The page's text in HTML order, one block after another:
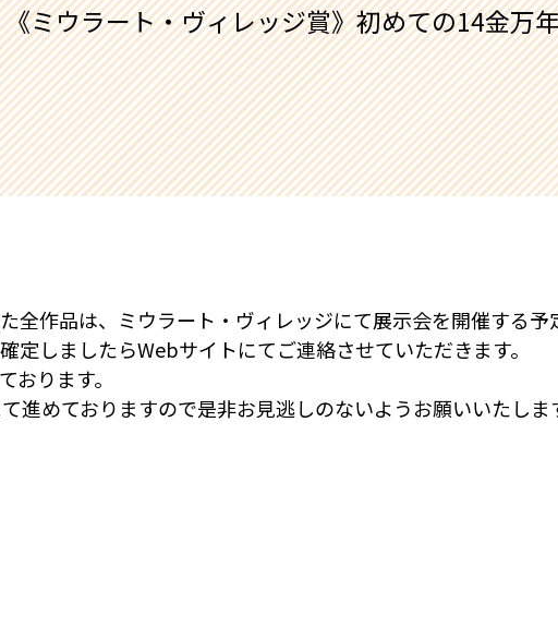
《ミウラート・ヴィレッジ賞》初めての14金
全作品は、ミウラート・ヴィレッジにて展示会を開催する予
定しましたらWebサイトにてご連絡させていただきます。
おります。
進めておりますので是非お見逃しのないようお願いいたしま